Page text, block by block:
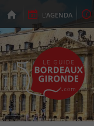
L'AGENDA